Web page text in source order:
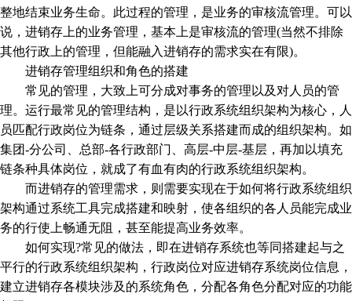
整地结束业务生命。此过程的管理，是业务的审核流管理。可以
说，进销存上的业务管理，基本上是审核流的管理(当然不排除
其他行政上的管理，但能融入进销存的需求实在有限)。
进销存管理组织和角色的搭建
常见的管理，大致上可分成对事务的管理以及对人员的管
理。运行最常见的管理结构，是以行政系统组织架构为核心，人
员匹配行政岗位为链条，通过层级关系搭建而成的组织架构。如
集团-分公司、总部-各行政部门、高层-中层-基层，再加以填充
链条种具体岗位，就成了有血有肉的行政系统组织架构。
而进销存的管理需求，则需要实现在于如何将行政系统组织
架构通过系统工具完成搭建和映射，使各组织的各人员能完成业
务的行使上畅通无阻，甚至能提高业务效率。
如何实现?常见的做法，即在进销存系统也等同搭建起与之
平行的行政系统组织架构，行政岗位对应进销存系统岗位信息，
建立进销存各模块涉及的系统角色，分配各角色分配对应的功能